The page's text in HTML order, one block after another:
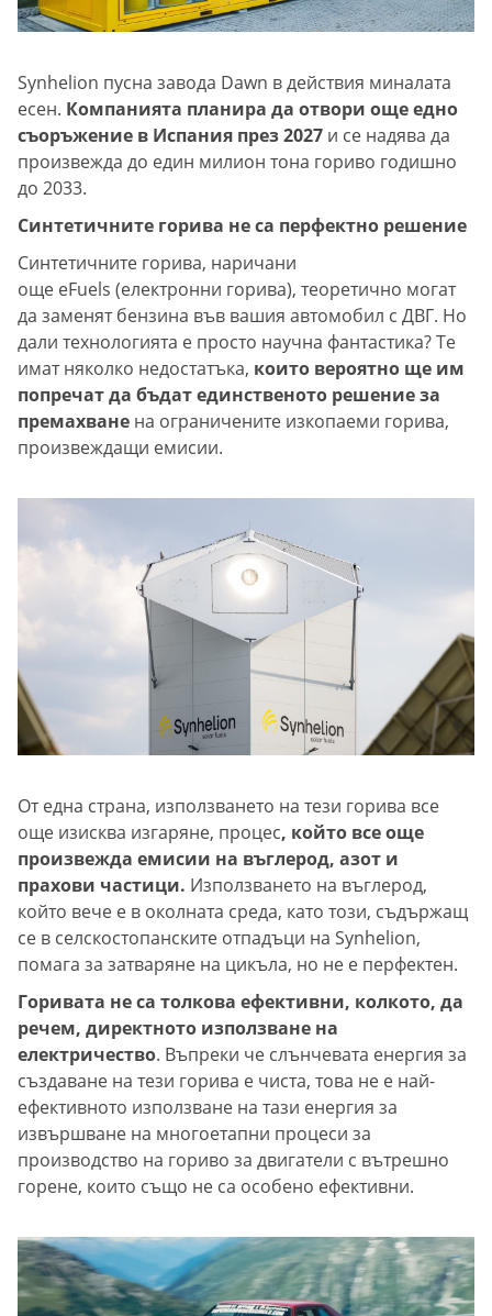
Synhelion пусна завода Dawn в действия миналата
есен. Компанията планира да отвори още едно
съоръжение в Испания през 2027 и се надява да
произвежда до един милион тона гориво годишно
до 2033.
Синтетичните горива не са перфектно решение
Синтетичните горива, наричани
още eFuels (електронни горива), теоретично могат
да заменят бензина във вашия автомобил с ДВГ. Но
дали технологията е просто научна фантастика? Те
имат няколко недостатъка, които вероятно ще им
попречат да бъдат единственото решение за
премахване на ограничените изкопаеми горива,
произвеждащи емисии.
От една страна, използването на тези горива все
още изисква изгаряне, процес, който все още
произвежда емисии на въглерод, азот и
прахови частици. Използването на въглерод,
който вече е в околната среда, като този, съдържащ
се в селскостопанските отпадъци на Synhelion,
помага за затваряне на цикъла, но не е перфектен.
Горивата не са толкова ефективни, колкото, да
речем, директното използване на
електричество. Въпреки че слънчевата енергия за
създаване на тези горива е чиста, това не е най-
ефективното използване на тази енергия за
извършване на многоетапни процеси за
производство на гориво за двигатели с вътрешно
горене, които също не са особено ефективни.